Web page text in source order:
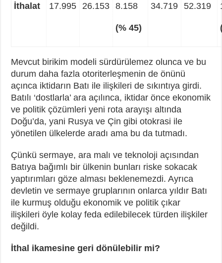
İthalat 17.995 26.153 8.158
(% 45)
34.719 52.319
Mevcut birikim modeli sürdürülemez olunca ve bu
durum daha fazla otoriterleşmenin de önünü
açınca iktidarın Batı ile ilişkileri de sıkıntıya girdi.
Batılı ‘dostlarla’ ara açılınca, iktidar önce ekonomik
ve politik çözümleri yeni rota arayışı altında
Doğu’da, yani Rusya ve Çin gibi otokrasi ile
yönetilen ülkelerde aradı ama bu da tutmadı.
Çünkü sermaye, ara malı ve teknoloji açısından
Batıya bağımlı bir ülkenin bunları riske sokacak
yaptırımları göze alması beklenemezdi. Ayrıca
devletin ve sermaye gruplarının onlarca yıldır Batı
ile kurmuş olduğu ekonomik ve politik çıkar
ilişkileri öyle kolay feda edilebilecek türden ilişkiler
değildi.
İthal ikamesine geri dönülebilir mi?